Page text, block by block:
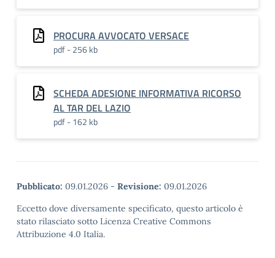
PROCURA AVVOCATO VERSACE
pdf - 256 kb
SCHEDA ADESIONE INFORMATIVA RICORSO
AL TAR DEL LAZIO
pdf - 162 kb
Pubblicato: 09.01.2026 - Revisione: 09.01.2026
Eccetto dove diversamente specificato, questo articolo è
stato rilasciato sotto Licenza Creative Commons
Attribuzione 4.0 Italia.